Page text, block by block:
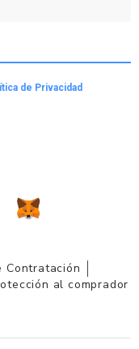
de Privacidad
Contratación
al comprador